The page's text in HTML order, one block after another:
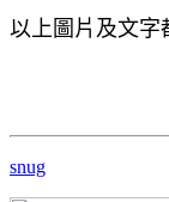
以上圖片及文字
snug